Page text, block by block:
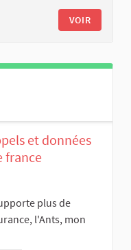
VOIR
et données
france
plus de
l'Ants, mon